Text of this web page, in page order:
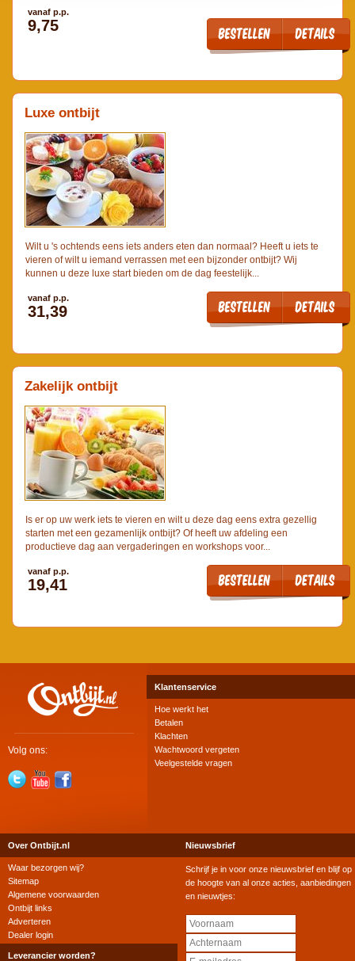
vanaf p.p.
9,75
Luxe ontbijt
Wilt u 's ochtends eens iets anders eten dan normaal? Heeft u iets te
vieren of wilt u iemand verrassen met een bijzonder ontbijt? Wij
kunnen u deze luxe start bieden om de dag feestelijk...
vanaf p.p.
31,39
Zakelijk ontbijt
Is er op uw werk iets te vieren en wilt u deze dag eens extra gezellig
starten met een gezamenlijk ontbijt? Of heeft uw afdeling een
productieve dag aan vergaderingen en workshops voor...
vanaf p.p.
19,41
Volg ons:
Klantenservice
Hoe werkt het
Betalen
Klachten
Wachtwoord vergeten
Veelgestelde vragen
Over Ontbijt.nl
Waar bezorgen wij?
Sitemap
Algemene voorwaarden
Ontbijt links
Adverteren
Dealer login
Leverancier worden?
Nieuwsbrief
Schrijf je in voor onze nieuwsbrief en blijf op
de hoogte van al onze acties, aanbiedingen
en nieuwtjes: